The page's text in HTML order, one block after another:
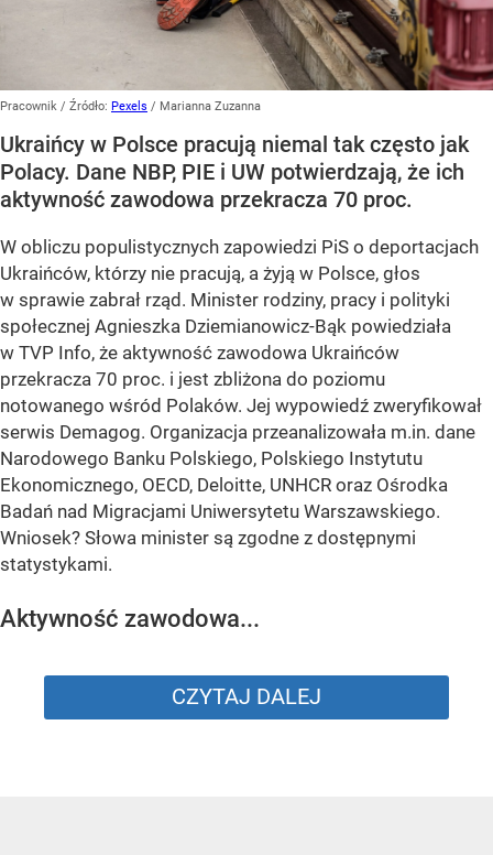
Pracownik / Źródło: Pexels / Marianna Zuzanna
Ukraińcy w Polsce pracują niemal tak często jak
Polacy. Dane NBP, PIE i UW potwierdzają, że ich
aktywność zawodowa przekracza 70 proc.
W obliczu populistycznych zapowiedzi PiS o deportacjach
Ukraińców, którzy nie pracują, a żyją w Polsce, głos
w sprawie zabrał rząd. Minister rodziny, pracy i polityki
społecznej Agnieszka Dziemianowicz-Bąk powiedziała
w TVP Info, że aktywność zawodowa Ukraińców
przekracza 70 proc. i jest zbliżona do poziomu
notowanego wśród Polaków. Jej wypowiedź zweryfikował
serwis Demagog. Organizacja przeanalizowała m.in. dane
Narodowego Banku Polskiego, Polskiego Instytutu
Ekonomicznego, OECD, Deloitte, UNHCR oraz Ośrodka
Badań nad Migracjami Uniwersytetu Warszawskiego.
Wniosek? Słowa minister są zgodne z dostępnymi
statystykami.
Aktywność zawodowa...
CZYTAJ DALEJ